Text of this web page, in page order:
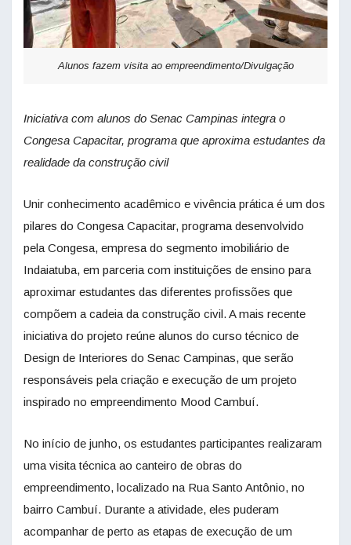
Alunos fazem visita ao empreendimento/Divulgação
Iniciativa com alunos do Senac Campinas integra o
Congesa Capacitar, programa que aproxima estudantes da
realidade da construção civil
Unir conhecimento acadêmico e vivência prática é um dos
pilares do Congesa Capacitar, programa desenvolvido
pela Congesa, empresa do segmento imobiliário de
Indaiatuba, em parceria com instituições de ensino para
aproximar estudantes das diferentes profissões que
compõem a cadeia da construção civil. A mais recente
iniciativa do projeto reúne alunos do curso técnico de
Design de Interiores do Senac Campinas, que serão
responsáveis pela criação e execução de um projeto
inspirado no empreendimento Mood Cambuí.
No início de junho, os estudantes participantes realizaram
uma visita técnica ao canteiro de obras do
empreendimento, localizado na Rua Santo Antônio, no
bairro Cambuí. Durante a atividade, eles puderam
acompanhar de perto as etapas de execução de um